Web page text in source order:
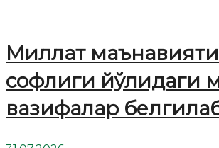
Миллат
софлиги йўлидаги
вазифалар